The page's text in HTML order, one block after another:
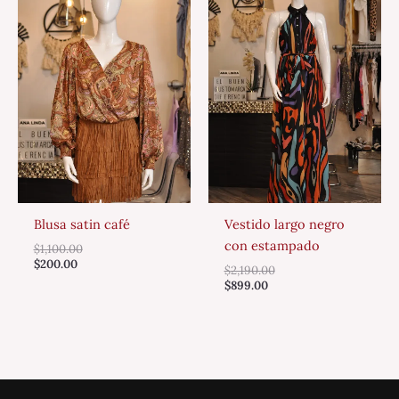
Blusa satin café
$1,100.00
$200.00
Vestido largo negro
con estampado
$2,190.00
$899.00